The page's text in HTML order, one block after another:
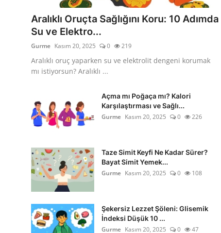
Aralıklı Oruçta Sağlığını Koru: 10 Adımda
Su ve Elektro...
Gurme Kasım 20, 2025 0 219
Aralıklı oruç yaparken su ve elektrolit dengeni korumak
mı istiyorsun? Aralıklı ...
Açma mı Poğaça mı? Kalori
Karşılaştırması ve Sağlı...
Gurme Kasım 20, 2025 0 226
Taze Simit Keyfi Ne Kadar Sürer?
Bayat Simit Yemek...
Gurme Kasım 20, 2025 0 108
Şekersiz Lezzet Şöleni: Glisemik
İndeksi Düşük 10 ...
Gurme Kasım 20, 2025 0 47